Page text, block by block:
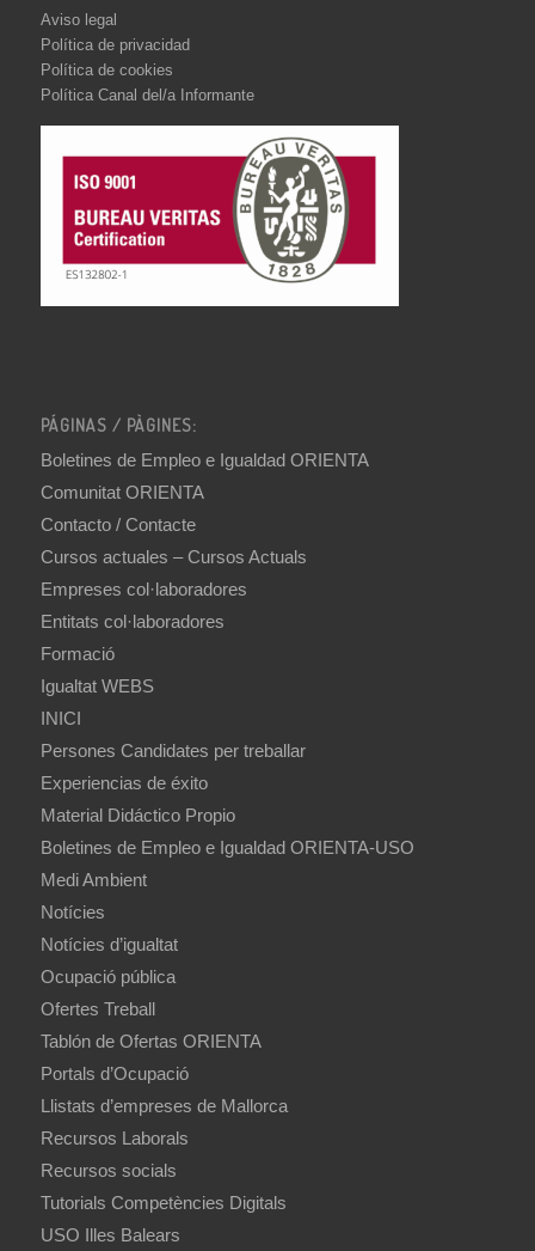
Aviso legal
Política de privacidad
Política de cookies
Política Canal del/a Informante
PÁGINAS / PÀGINES:
Boletines de Empleo e Igualdad ORIENTA
Comunitat ORIENTA
Contacto / Contacte
Cursos actuales – Cursos Actuals
Empreses col·laboradores
Entitats col·laboradores
Formació
Igualtat WEBS
INICI
Persones Candidates per treballar
Experiencias de éxito
Material Didáctico Propio
Boletines de Empleo e Igualdad ORIENTA-USO
Medi Ambient
Notícies
Notícies d’igualtat
Ocupació pública
Ofertes Treball
Tablón de Ofertas ORIENTA
Portals d’Ocupació
Llistats d’empreses de Mallorca
Recursos Laborals
Recursos socials
Tutorials Competències Digitals
USO Illes Balears